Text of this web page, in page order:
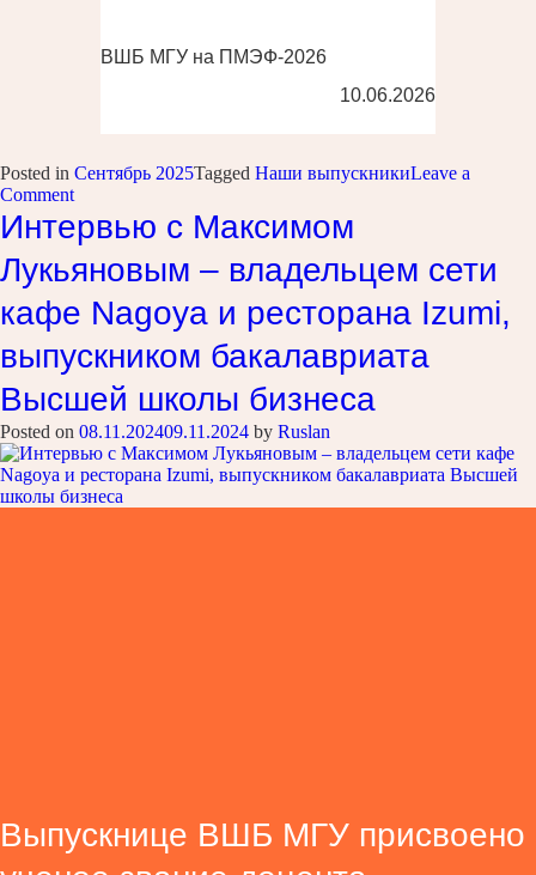
ВШБ МГУ на ПМЭФ-2026
10.06.2026
Posted in Сентябрь 2025Tagged Наши выпускникиLeave a
Commenton
ВШБ
присвоено
ученое
звание
Интервью с Максимом
Лукьяновым – владельцем сети
кафе Nagoya и ресторана Izumi,
выпускником бакалавриата
Высшей школы бизнеса
Posted on 08.11.202409.11.2024 by Ruslan
Выпускнице ВШБ МГУ присвоено